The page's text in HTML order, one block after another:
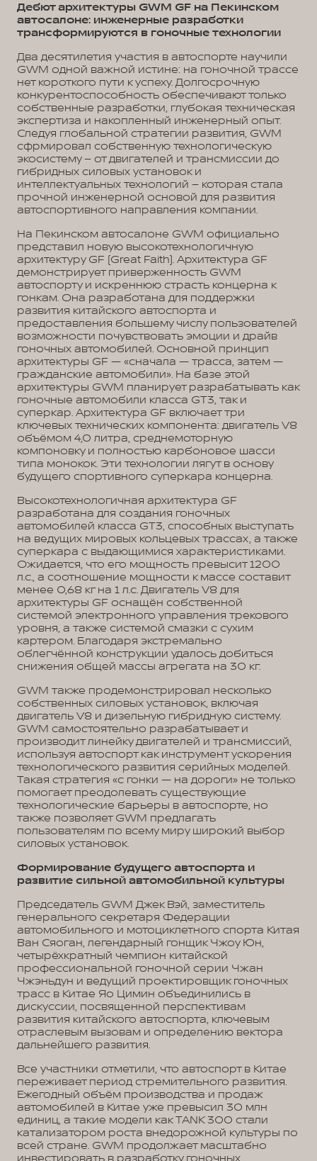
Дебют архитектуры GWM GF на Пекинском
автосалоне: инженерные разработки
трансформируются в гоночные технологии
Два десятилетия участия в автоспорте научили
GWM одной важной истине: на гоночной трассе
нет короткого пути к успеху. Долгосрочную
конкурентоспособность обеспечивают только
собственные разработки, глубокая техническая
экспертиза и накопленный инженерный опыт.
Следуя глобальной стратегии развития, GWM
сфрмировал собственную технологическую
экосистему – от двигателей и трансмиссии до
гибридных силовых установок и
интеллектуальных технологий – которая стала
прочной инженерной основой для развития
автоспортивного направления компании.
На Пекинском автосалоне GWM официально
представил новую высокотехнологичную
архитектуру GF (Great Faith). Архитектура GF
демонстрирует приверженность GWM
автоспорту и искреннюю страсть концерна к
гонкам. Она разработана для поддержки
развития китайского автоспорта и
предоставления большему числу пользователей
возможности почувствовать эмоции и драйв
гоночных автомобилей. Основной принцип
архитектуры GF — «сначала — трасса, затем —
гражданские автомобили». На базе этой
архитектуры GWM планирует разрабатывать как
гоночные автомобили класса GT3, так и
суперкар. Архитектура GF включает три
ключевых технических компонента: двигатель V8
объёмом 4,0 литра, среднемоторную
компоновку и полностью карбоновое шасси
типа монокок. Эти технологии лягут в основу
будущего спортивного суперкара концерна.
Высокотехнологичная архитектура GF
разработана для создания гоночных
автомобилей класса GT3, способных выступать
на ведущих мировых кольцевых трассах, а также
суперкара с выдающимися характеристиками.
Ожидается, что его мощность превысит 1200
л.с., а соотношение мощности к массе составит
менее 0,68 кг на 1 л.с. Двигатель V8 для
архитектуры GF оснащён собственной
системой электронного управления трекового
уровня, а также системой смазки с сухим
картером. Благодаря экстремально
облегчённой конструкции удалось добиться
снижения общей массы агрегата на 30 кг.
GWM также продемонстрировал несколько
собственных силовых установок, включая
двигатель V8 и дизельную гибридную систему.
GWM самостоятельно разрабатывает и
производит линейку двигателей и трансмиссий,
используя автоспорт как инструмент ускорения
технологического развития серийных моделей.
Такая стратегия «с гонки — на дороги» не только
помогает преодолевать существующие
технологические барьеры в автоспорте, но
также позволяет GWM предлагать
пользователям по всему миру широкий выбор
силовых установок.
Формирование будущего автоспорта и
развитие сильной автомобильной культуры
Председатель GWM Джек Вэй, заместитель
генерального секретаря Федерации
автомобильного и мотоциклетного спорта Китая
Ван Сяоган, легендарный гонщик Чжоу Юн,
четырёхкратный чемпион китайской
профессиональной гоночной серии Чжан
Чжэньдун и ведущий проектировщик гоночных
трасс в Китае Яо Цимин объединились в
дискуссии, посвященной перспективам
развития китайского автоспорта, ключевым
отраслевым вызовам и определению вектора
дальнейшего развития.
Все участники отметили, что автоспорт в Китае
переживает период стремительного развития.
Ежегодный объём производства и продаж
автомобилей в Китае уже превысил 30 млн
единиц, а такие модели как TANK 300 стали
катализатором роста внедорожной культуры по
всей стране. GWM продолжает масштабно